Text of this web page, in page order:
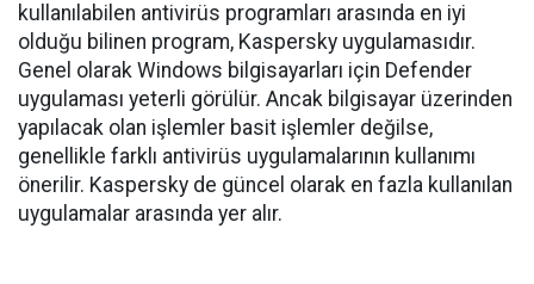
kullanılabilen antivirüs programları arasında en iyi
olduğu bilinen program, Kaspersky uygulamasıdır.
Genel olarak Windows bilgisayarları için Defender
uygulaması yeterli görülür. Ancak bilgisayar üzerinden
yapılacak olan işlemler basit işlemler değilse,
genellikle farklı antivirüs uygulamalarının kullanımı
önerilir. Kaspersky de güncel olarak en fazla kullanılan
uygulamalar arasında yer alır.